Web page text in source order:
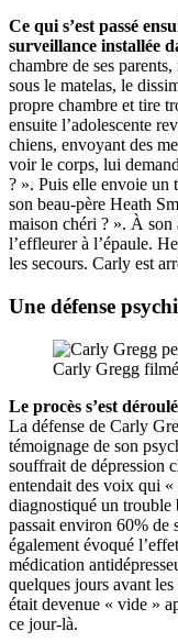
Ce qui s’est passé
surveillance installée
chambre de ses
sous le matelas, le
propre chambre et tire
ensuite l’adolescente
chiens, envoyant des
voir le corps, lui
? ». Puis elle envoie un
son beau-père Heath
maison chéri ? ». À son
l’effleurer à l’épaule.
les secours. Carly est
Une défense
Carly Gregg
Le procès s’est
La défense de Carly
témoignage de son
souffrait de dépression
entendait des voix qui
diagnostiqué un
passait environ 60% de
également évoqué
médication
quelques jours avant
était devenue « vide »
ce jour-là.